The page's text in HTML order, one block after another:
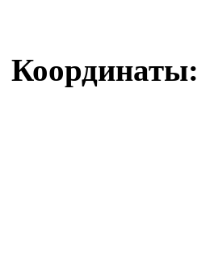
Координаты: